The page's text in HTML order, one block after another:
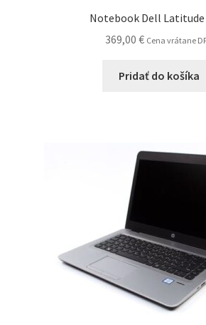
Notebook Dell Latitude
369,00 € Cena vrátane
Pridať do košíka